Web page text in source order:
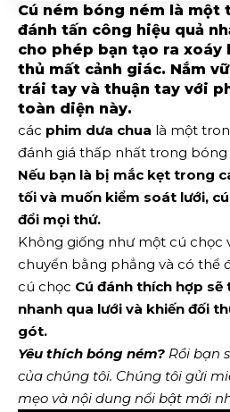
Cú ném bóng ném là một
đánh tấn công hiệu quả
cho phép bạn tạo ra xoáy
thủ mất cảnh giác. Nắm
trái tay và thuận tay với
toàn diện này.
các phim dưa chua là một
đánh giá thấp nhất trong bóng
Nếu bạn là bị mắc kẹt trong
tối và muốn kiểm soát lưới,
đổi mọi thứ.
Không giống như một cú chọc
chuyển bằng phẳng và có thể
cú chọc Cú đánh thích hợp sẽ
nhanh qua lưới và khiến đối
gót.
Yêu thích bóng ném? Rồi bạn
của chúng tôi. Chúng tôi gửi
mẹo và nội dung nổi bật mới